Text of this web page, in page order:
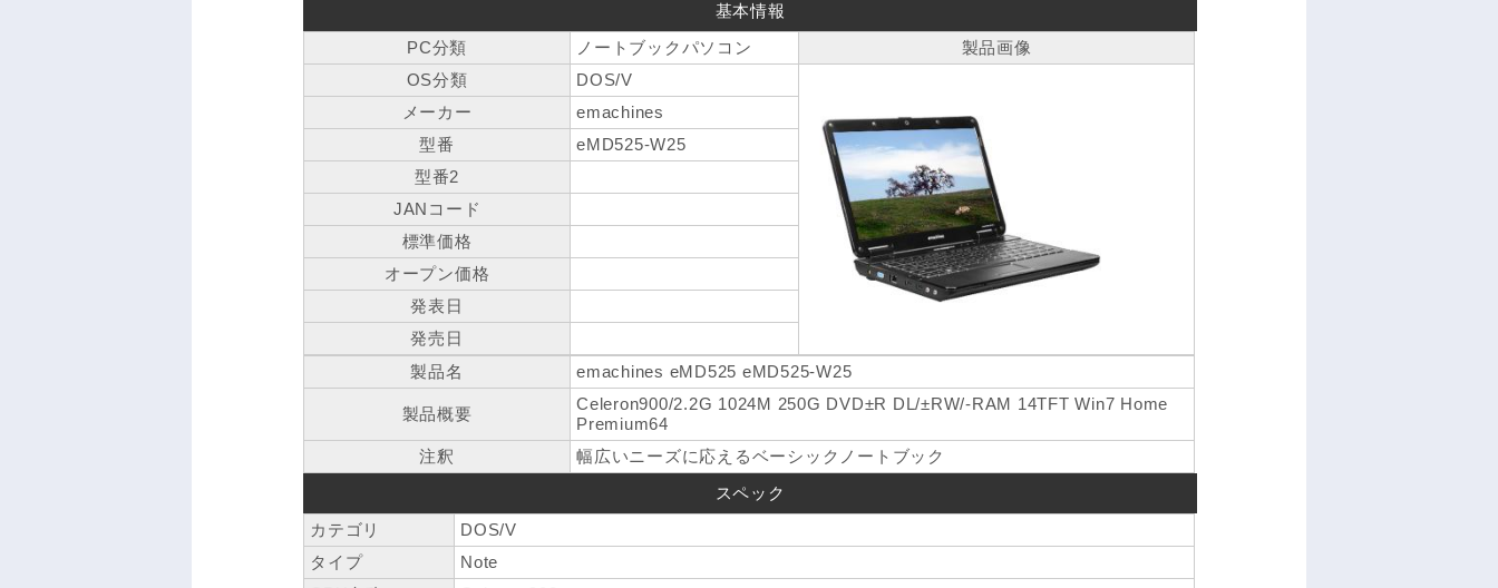
基本情報
PC分類
ノートブックパソコン
製品画像
OS分類
DOS/V
メーカー
emachines
型番
eMD525-W25
型番2
JANコード
標準価格
オープン価格
発表日
発売日
製品名
emachines eMD525 eMD525-W25
製品概要
Celeron900/2.2G 1024M 250G DVD±R DL/±RW/-RAM 14TFT Win7 Home
Premium64
注釈
幅広いニーズに応えるベーシックノートブック
スペック
カテゴリ
DOS/V
タイプ
Note